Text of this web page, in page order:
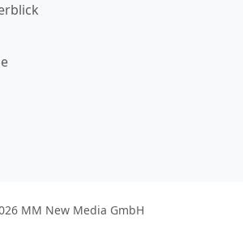
MM New Media GmbH